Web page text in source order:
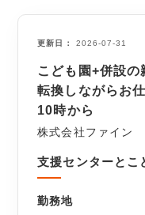
更新日 2026-07-31
こども園+併設
転換しながらお
10時から
株式会社ファイン
支援センターとこ
勤務地